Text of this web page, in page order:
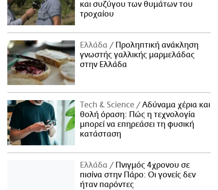
και συζύγου των θυμάτων του
τροχαίου
Ελλάδα
Προληπτική ανάκληση
γνωστής γαλλικής μαρμελάδας
στην Ελλάδα
Τech & Science
Αδύναμα χέρια και
θολή όραση: Πώς η τεχνολογία
μπορεί να επηρεάσει τη φυσική
κατάσταση
Ελλάδα
Πνιγμός 4χρονου σε
πισίνα στην Πάρο: Οι γονείς δεν
ήταν παρόντες